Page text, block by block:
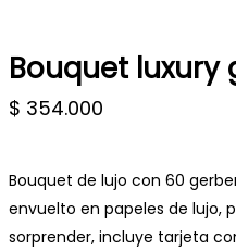
Bouquet luxury
$ 354.000
Bouquet de lujo con 60
envuelto en papeles de lujo,
sorprender, incluye tarjeta